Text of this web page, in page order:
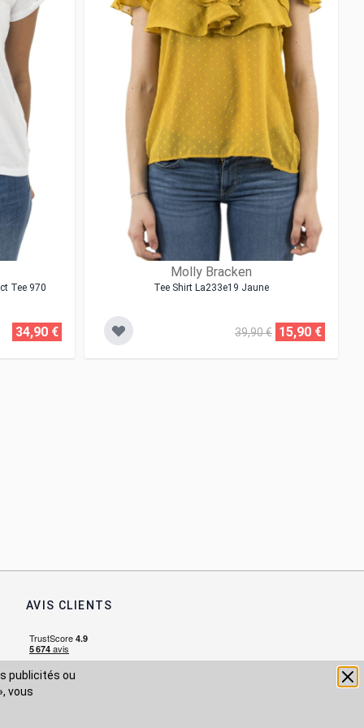
publicités ou
vous
Tee 970
34,90 €
Molly Bracken
Tee Shirt La233e19 Jaune
39,90 € 15,90 €
AVIS CLIENTS